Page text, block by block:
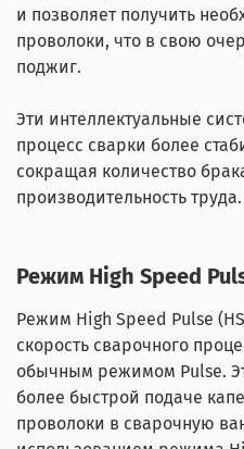
и позволяет получить
проволоки, что в свою
поджиг.
Эти интеллектуальные
процесс сварки более
сокращая количество
производительность труда.
Режим High Speed
Режим High Speed Pulse
скорость сварочного
обычным режимом Pulse.
более быстрой подаче
проволоки в сварочную